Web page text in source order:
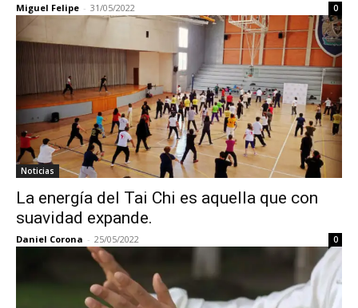
Miguel Felipe - 31/05/2022 0
Noticias
La energía del Tai Chi es aquella que con
suavidad expande.
Daniel Corona - 25/05/2022 0